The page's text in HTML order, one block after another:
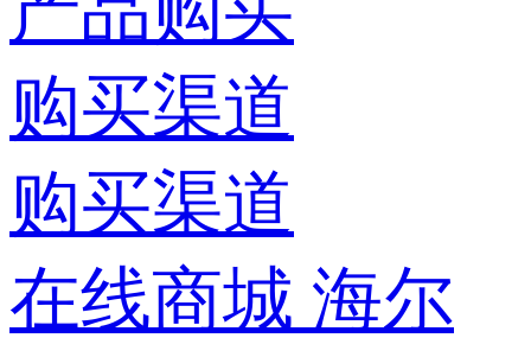
购买渠道
购买渠道
在线商城 海尔